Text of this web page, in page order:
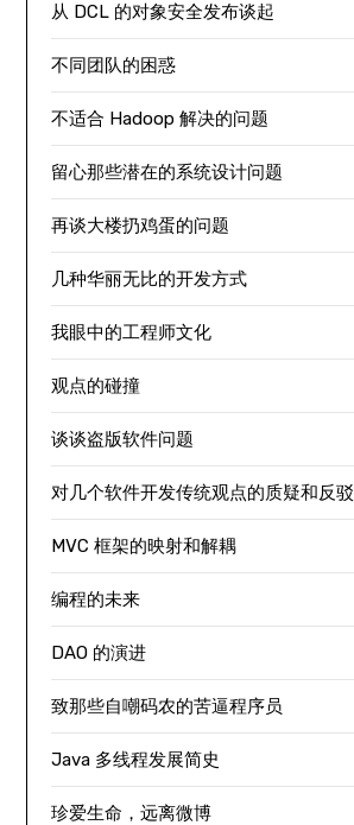
从 DCL 的对象安全发布谈起
不同团队的困惑
不适合 Hadoop 解决的问题
留心那些潜在的系统设计问题
再谈大楼扔鸡蛋的问题
几种华丽无比的开发方式
我眼中的工程师文化
观点的碰撞
谈谈盗版软件问题
对几个软件开发传统观点的质疑和反驳
MVC 框架的映射和解耦
编程的未来
DAO 的演进
致那些自嘲码农的苦逼程序员
Java 多线程发展简史
珍爱生命，远离微博